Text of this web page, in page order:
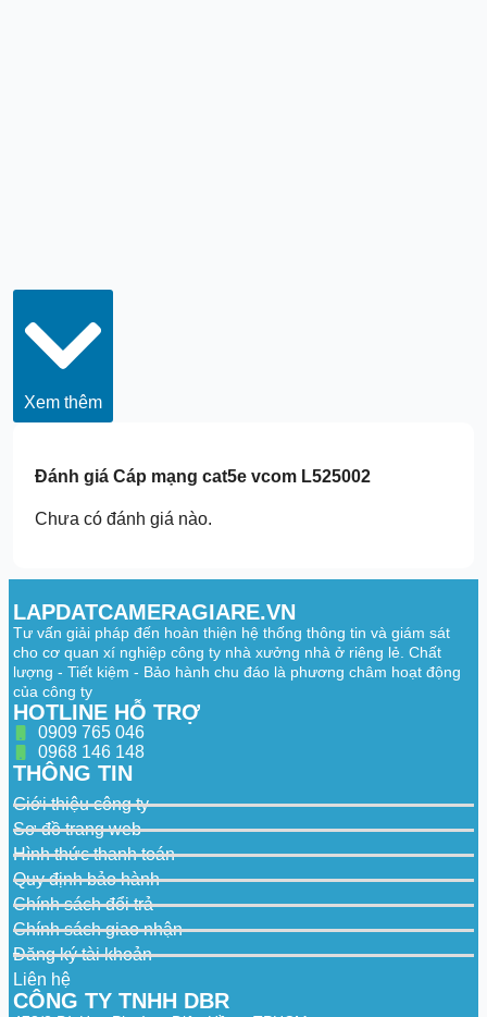
Xem thêm
Đánh giáCáp mạng cat5e vcom L525002
Chưa có đánh giá nào.
LAPDATCAMERAGIARE.VN
Tư vấn giải pháp đến hoàn thiện hệ thống thông tin và giám sát
cho cơ quan xí nghiệp công ty nhà xưởng nhà ở riêng lẻ. Chất
lượng - Tiết kiệm - Bảo hành chu đáo là phương châm hoạt động
của công ty
HOTLINE HỖ TRỢ
0909 765 046
0968 146 148
THÔNG TIN
Giới thiệu công ty
Sơ đồ trang web
Hình thức thanh toán
Quy định bảo hành
Chính sách đổi trả
Chính sách giao nhận
Đăng ký tài khoản
Liên hệ
CÔNG TY TNHH DBR